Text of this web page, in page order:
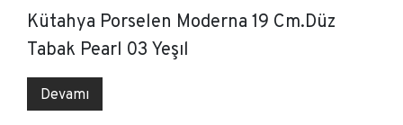
Kütahya Porselen Moderna 19 Cm.Düz
Tabak Pearl 03 Yeşıl
Devamı